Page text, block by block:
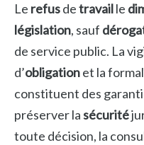
Le refusdetravaille
législation, sauf
de service public. La
d’obligationet la
constituent des
préserver lasécurité
toute décision, la